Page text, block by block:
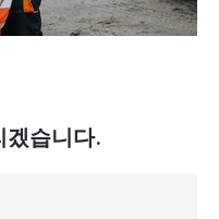
겠습니다.